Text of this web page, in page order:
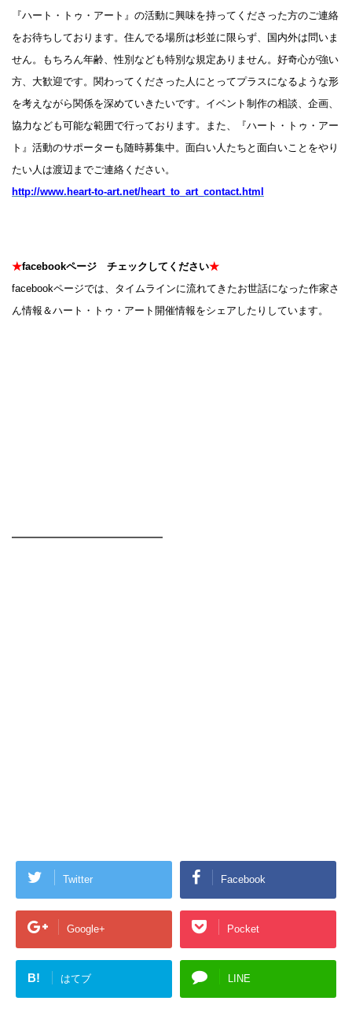
『ハート・トゥ・アート』の活動に興味を持ってくださった方のご連絡
をお待ちしております。住んでる場所は杉並に限らず、国内外は問いま
せん。もちろん年齢、性別なども特別な規定ありません。好奇心が強い
方、大歓迎です。関わってくださった人にとってプラスになるような形
を考えながら関係を深めていきたいです。イベント制作の相談、企画、
協力なども可能な範囲で行っております。また、『ハート・トゥ・アー
ト』活動のサポーターも随時募集中。面白い人たちと面白いことをやり
たい人は渡辺までご連絡ください。
http://www.heart-to-art.net/heart_to_art_contact.html
★facebookページ チェックしてください★
facebookページでは、タイムラインに流れてきたお世話になった作家さ
ん情報＆ハート・トゥ・アート開催情報をシェアしたりしています。
━━━━━━━━━━━━
Twitter Facebook
Google+ Pocket
B! はてブ LINE